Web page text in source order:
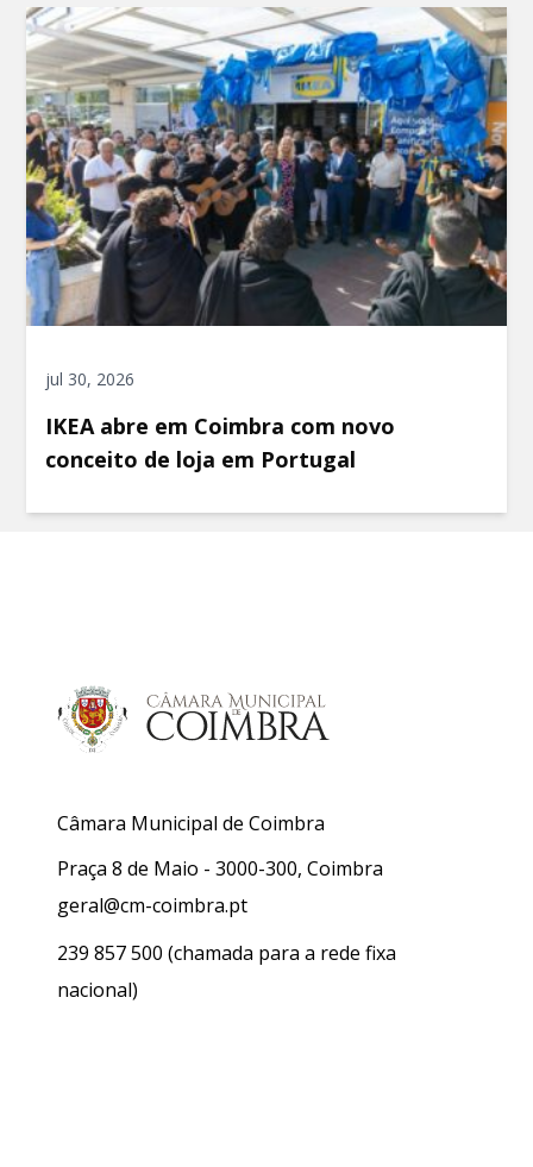
jul 30, 2026
IKEA abre em Coimbra com novo
conceito de loja em Portugal
Câmara Municipal de Coimbra
Praça 8 de Maio - 3000-300, Coimbra
geral@cm-coimbra.pt
239 857 500 (chamada para a rede fixa
nacional)